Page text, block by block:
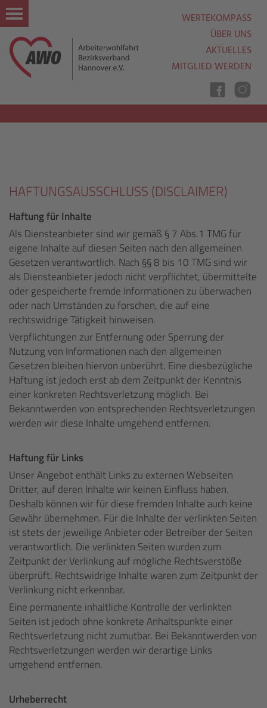
WERTEKOMPASS
ÜBER UNS
AKTUELLES
MITGLIED WERDEN
HAFTUNGSAUSSCHLUSS (DISCLAIMER)
Haftung für Inhalte
Als Diensteanbieter sind wir gemäß § 7 Abs.1 TMG für
eigene Inhalte auf diesen Seiten nach den allgemeinen
Gesetzen verantwortlich. Nach §§ 8 bis 10 TMG sind wir
als Diensteanbieter jedoch nicht verpflichtet, übermittelte
oder gespeicherte fremde Informationen zu überwachen
oder nach Umständen zu forschen, die auf eine
rechtswidrige Tätigkeit hinweisen.
Verpflichtungen zur Entfernung oder Sperrung der
Nutzung von Informationen nach den allgemeinen
Gesetzen bleiben hiervon unberührt. Eine diesbezügliche
Haftung ist jedoch erst ab dem Zeitpunkt der Kenntnis
einer konkreten Rechtsverletzung möglich. Bei
Bekanntwerden von entsprechenden Rechtsverletzungen
werden wir diese Inhalte umgehend entfernen.
Haftung für Links
Unser Angebot enthält Links zu externen Webseiten
Dritter, auf deren Inhalte wir keinen Einfluss haben.
Deshalb können wir für diese fremden Inhalte auch keine
Gewähr übernehmen. Für die Inhalte der verlinkten Seiten
ist stets der jeweilige Anbieter oder Betreiber der Seiten
verantwortlich. Die verlinkten Seiten wurden zum
Zeitpunkt der Verlinkung auf mögliche Rechtsverstöße
überprüft. Rechtswidrige Inhalte waren zum Zeitpunkt der
Verlinkung nicht erkennbar.
Eine permanente inhaltliche Kontrolle der verlinkten
Seiten ist jedoch ohne konkrete Anhaltspunkte einer
Rechtsverletzung nicht zumutbar. Bei Bekanntwerden von
Rechtsverletzungen werden wir derartige Links
umgehend entfernen.
Urheberrecht